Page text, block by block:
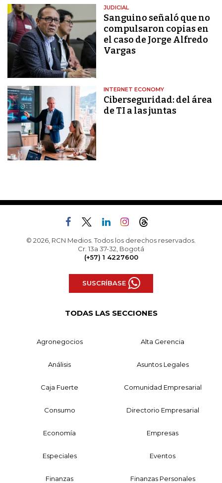
JUDICIAL
Sanguino señaló que no
compulsaron copias en
el caso de Jorge Alfredo
Vargas
INTERNET ECONOMY
Ciberseguridad: del área
de TI a las juntas
© 2026, RCN Medios. Todos los derechos reservados.
Cr. 13a 37-32, Bogotá
(+57) 1 4227600
SUSCRÍBASE
TODAS LAS SECCIONES
Agronegocios Alta Gerencia
Análisis Asuntos Legales
Caja Fuerte Comunidad Empresarial
Consumo Directorio Empresarial
Economía Empresas
Especiales Eventos
Finanzas Finanzas Personales